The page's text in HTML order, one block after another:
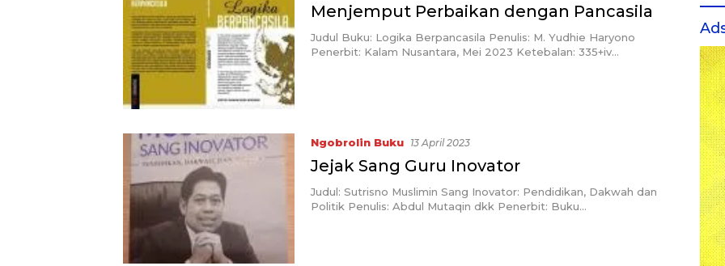
Menjemput Perbaikan dengan Pancasila
Judul Buku: Logika Berpancasila Penulis: M. Yudhie Haryono
Penerbit: Kalam Nusantara, Mei 2023 Ketebalan: 335+iv…
Ngobrolin Buku 13 April 2023
Jejak Sang Guru Inovator
Judul: Sutrisno Muslimin Sang Inovator: Pendidikan, Dakwah dan
Politik Penulis: Abdul Mutaqin dkk Penerbit: Buku…